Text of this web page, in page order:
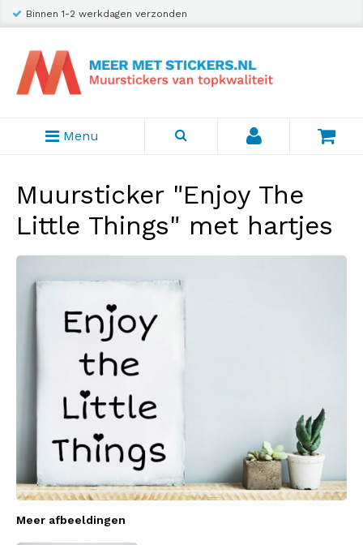
Binnen 1-2 werkdagen verzonden
Menu
Muursticker "Enjoy The
Little Things" met hartjes
Meer afbeeldingen